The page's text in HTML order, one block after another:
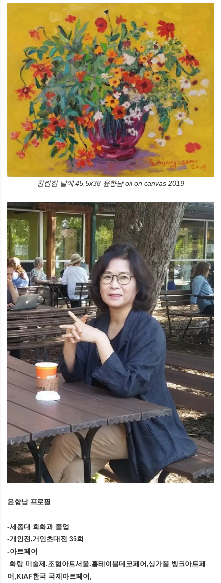
찬란한 날에 45.5x38 윤향남 oil on canvas 2019
윤향남 프로필
-세종대 회화과 졸업
-개인전,개인초대전 35회
-아트페어
화랑 미술제.조형아트서울.홈테이블데코페어,싱가폴 벵크아트페
어,KIAF한국 국제아트페어,